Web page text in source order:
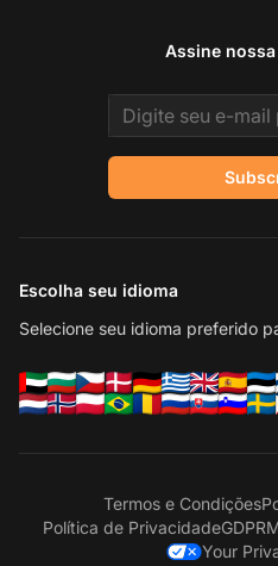
Assine
Email address
Escolha seu idioma
Selecione seu idioma preferido
Termos e Condições
Política de PrivacidadeGDPR
Your